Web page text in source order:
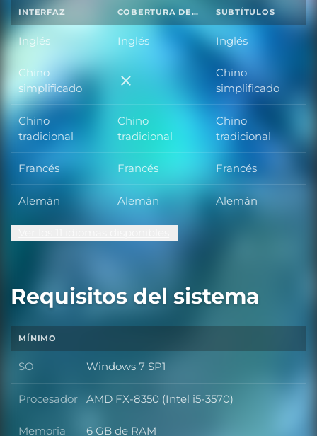
INTERFAZ COBERTURA DE SONIDO TOTAL SUBTÍTULOS
Inglés Inglés Inglés
Chino
simplificado
Chino simplificado
Chino
simplificado
Chino
tradicional
Chino
tradicional
Chino
tradicional
Francés Francés Francés
Alemán Alemán Alemán
Requisitos del sistema
MÍNIMO
SO SO
Windows 7 SP1
Procesador Procesador
AMD FX-8350 (Intel i5-3570)
Memoria 6 GB de RAM